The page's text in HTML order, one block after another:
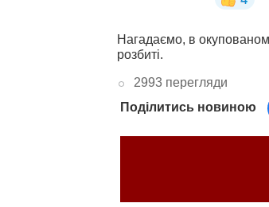
Нагадаємо, в
розбиті.
2993 перегляди
Поділитись новиною